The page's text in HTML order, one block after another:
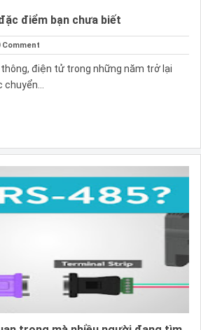
điểm bạn chưa biết
Comment
điện tử trong những năm trở lại